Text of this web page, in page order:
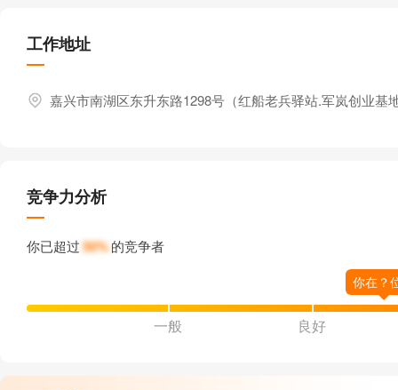
工作地址
嘉兴市南湖区东升东路1298号（红船老兵驿站.军岚创业基
竞争力分析
你已超过50%的竞争者
一般 良好